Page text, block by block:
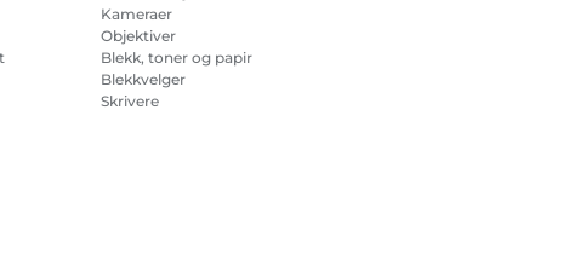
Kameraer
Objektiver
Blekk, toner og papir
Blekkvelger
Skrivere